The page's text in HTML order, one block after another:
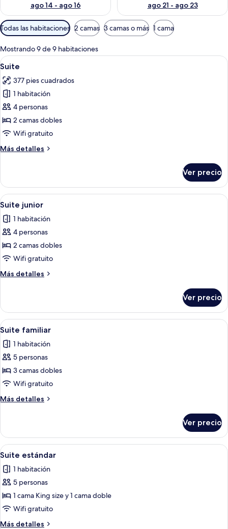
ago 14 - ago 16
ago 21 - ago 23
Filtros
disponibles
para
las
habitaciones
Todas las habitaciones 2 camas 3 camas o más 1 cama
Mostrando 9 de 9 habitaciones
Abrir
todas
las
fotos
de
Suite
Habitación de hotel con dos camas,
15
Suite
377 pies cuadrados
1 habitación
4 personas
2 camas dobles
Wifi gratuito
Más detalles
Más
Ver precio
Abrir
todas
las
fotos
de
Suite
junior
Habitación de hotel con dos camas,
9
Suite junior
1 habitación
4 personas
2 camas dobles
Wifi gratuito
Más detalles
Más
junior
Ver precio
Abrir
todas
las
fotos
de
Suite
familiar
Una habitación con cama, una
14
Suite familiar
1 habitación
5 personas
3 camas dobles
Wifi gratuito
Más detalles
Más
familiar
Ver precio
Abrir
todas
las
fotos
de
Suite
estándar
Un dormitorio con cama, ventana y
11
Suite estándar
1 habitación
5 personas
1 cama King size y 1 cama doble
Wifi gratuito
Más detalles
Más